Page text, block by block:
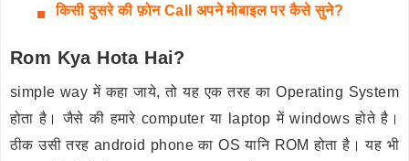
किसी दुसरे की फ़ोन Call अपने मोबाइल पर कैसे सुने?
Rom Kya Hota Hai?
simple way में कहा जाये, तो यह एक तरह का Operating System
होता है। जैसे की हमारे computer या laptop में windows होते है।
ठीक उसी तरह android phone का OS यानि ROM होता है। यह भी